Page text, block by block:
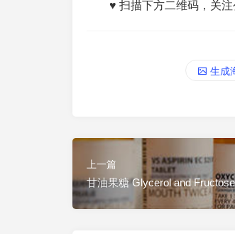
♥ 扫描下方二维码，关
生成
上一篇
甘油果糖 Glycerol and